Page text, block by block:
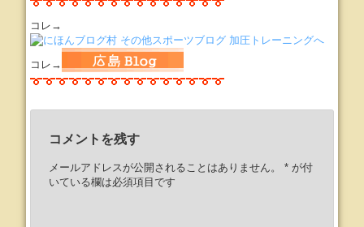
コレ→
コレ→
コメントを残す
メールアドレスが公開されることはありません。 *が付
いている欄は必須項目です